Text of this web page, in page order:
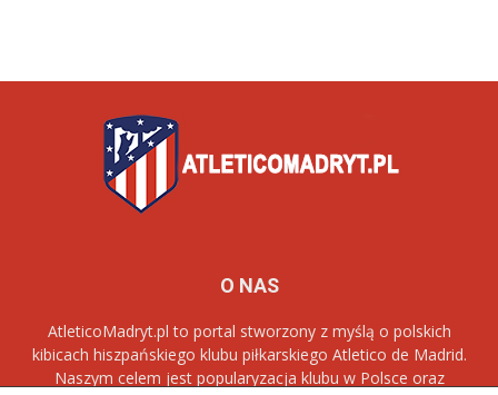
O NAS
AtleticoMadryt.pl to portal stworzony z myślą o polskich
kibicach hiszpańskiego klubu piłkarskiego Atletico de Madrid.
Naszym celem jest popularyzacja klubu w Polsce oraz